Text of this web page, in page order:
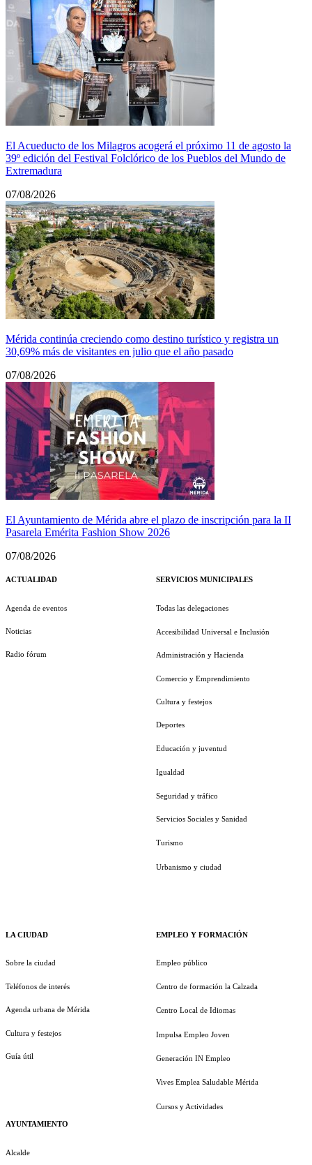
El Acueducto de los Milagros acogerá el próximo 11 de agosto la
39º edición del Festival Folclórico de los Pueblos del Mundo de
Extremadura
07/08/2026
Mérida continúa creciendo como destino turístico y registra un
30,69% más de visitantes en julio que el año pasado
07/08/2026
El Ayuntamiento de Mérida abre el plazo de inscripción para la II
Pasarela Emérita Fashion Show 2026
07/08/2026
ACTUALIDAD
Agenda de eventos
Noticias
Radio fórum
LA CIUDAD
Sobre la ciudad
Teléfonos de interés
Agenda urbana de Mérida
Cultura y festejos
Guía útil
AYUNTAMIENTO
Alcalde
SERVICIOS MUNICIPALES
Todas las delegaciones
Accesibilidad Universal e Inclusión
Administración y Hacienda
Comercio y Emprendimiento
Cultura y festejos
Deportes
Educación y juventud
Igualdad
Seguridad y tráfico
Servicios Sociales y Sanidad
Turismo
Urbanismo y ciudad
EMPLEO Y FORMACIÓN
Empleo público
Centro de formación la Calzada
Centro Local de Idiomas
Impulsa Empleo Joven
Generación IN Empleo
Vives Emplea Saludable Mérida
Cursos y Actividades